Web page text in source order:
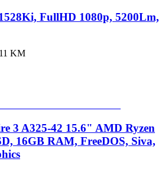
FullHD 1080p, 5200Lm,
KM
3 A325-42 15.6" AMD Ryzen
16GB RAM, FreeDOS, Siva,